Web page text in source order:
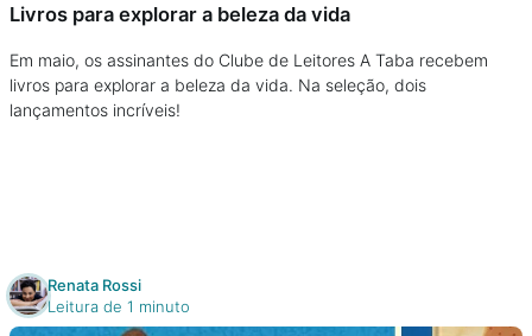
Na família
Colunas
Cursos On line
Livros para explorar a beleza da vida
Em maio, os assinantes do Clube de Leitores A Taba recebem
livros para explorar a beleza da vida. Na seleção, dois
lançamentos incríveis!
Renata Rossi
Leitura de 1 minuto